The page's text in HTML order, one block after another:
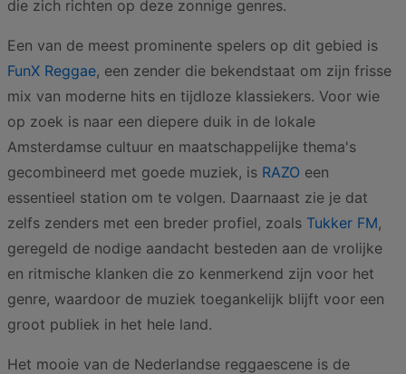
die zich richten op deze zonnige genres.
Een van de meest prominente spelers op dit gebied is
FunX Reggae, een zender die bekendstaat om zijn frisse
mix van moderne hits en tijdloze klassiekers. Voor wie
op zoek is naar een diepere duik in de lokale
Amsterdamse cultuur en maatschappelijke thema's
gecombineerd met goede muziek, is RAZO een
essentieel station om te volgen. Daarnaast zie je dat
zelfs zenders met een breder profiel, zoals Tukker FM,
geregeld de nodige aandacht besteden aan de vrolijke
en ritmische klanken die zo kenmerkend zijn voor het
genre, waardoor de muziek toegankelijk blijft voor een
groot publiek in het hele land.
Het mooie van de Nederlandse reggaescene is de